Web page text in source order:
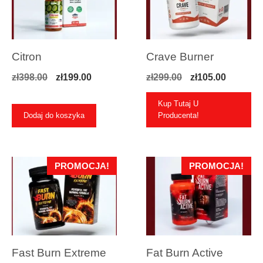
Citron
zł398.00
Pierwotna
wynosiła:
zł398.00.
zł199.00Aktualna
wynosi:
Dodaj do koszyka
Crave Burner
zł299.00
Pierwotna
cena
wynosiła:
zł105.00
cena
Kup Tutaj U
Producenta!
PROMOCJA!
Fast Burn Extreme
PROMOCJA!
Fat Burn Active